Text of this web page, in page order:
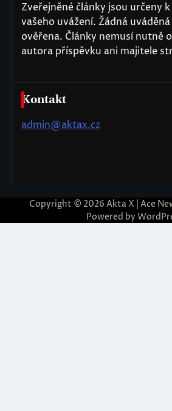
Zveřejněné články jsou určeny
vašeho uvážení. Žádná
ověřena. Články nemusí nutně
autora příspěvku ani majitele
Kontakt
admin@aktax.cz
Copyright © 2026 Akta X | Ace
Powered by